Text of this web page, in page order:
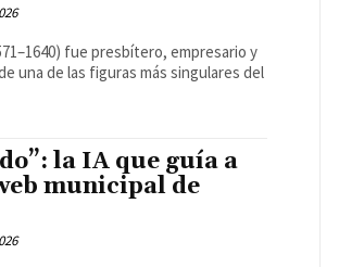
fue presbítero, empresario y
una de las figuras más singulares del
la IA que guía a
municipal de